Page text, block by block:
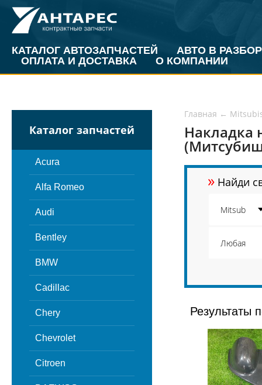
КАТАЛОГ АВТОЗАПЧАСТЕЙ
АВТО В РАЗБОР
ОПЛАТА И ДОСТАВКА
О КОМПАНИИ
Каталог запчастей
Acura
Alfa Romeo
Audi
Bentley
BMW
Cadillac
Chery
Chevrolet
Citroen
Главная ←
Накладка
» Найди
Результаты